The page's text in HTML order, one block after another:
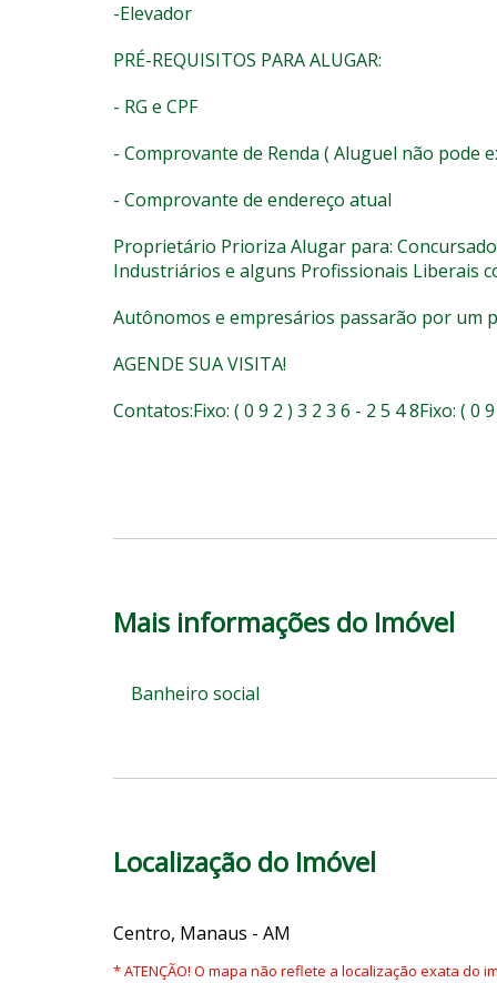
-Elevador
PRÉ-REQUISITOS PARA ALUGAR:
- RG e CPF
- Comprovante de Renda ( Aluguel não pode
- Comprovante de endereço atual
Proprietário Prioriza Alugar para:
Industriários e alguns Profissionais Liberais
Autônomos e empresários passarão por um
AGENDE SUA VISITA!
Contatos:Fixo: ( 0 9 2 ) 3 2 3 6 - 2 5 4 8Fixo: ( 0
Mais informações do Imóvel
Banheiro social
Localização do Imóvel
Centro, Manaus - AM
* ATENÇÃO! O mapa não reflete a localização exata do